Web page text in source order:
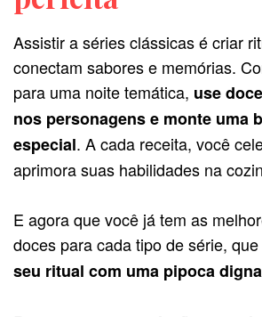
Assistir a séries clássicas é criar
conectam sabores e memórias.
para uma noite temática, use
nos personagens e monte uma
especial. A cada receita, você
aprimora suas habilidades na
E agora que você já tem as
doces para cada tipo de série, que
seu ritual com uma pipoca